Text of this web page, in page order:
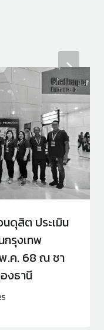
ดุสิต ประเมิน
กรุงเทพ
พ.ค. 68 ณ ชา
งธานี